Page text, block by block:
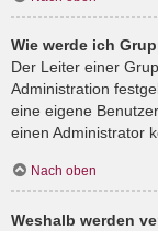
Wie werde ich
Der Leiter einer
Administration
eine eigene
einen Administrator
Nach oben
Weshalb werden